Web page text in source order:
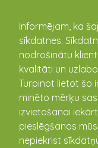
Informējam, ka
sīkdatnes.
nodrošinātu
kvalitāti un
Turpinot lietot šo
minēto mērķu
izvietošanai
pieslēgšanos
nepiekrist
kandava.lv
Sports
Kandavas
07.02.2024 - 11.02.2024
Kandavas